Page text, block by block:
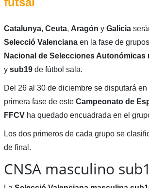
Catalunya, Ceuta, Aragón y Galicia
Selecció Valenciana en la fase de
Nacional de Selecciones Autonómicas
y sub19de fútbol sala.
Del 26 al 30 de diciembre se disputará en
primera fase de esteCampeonato de
FFCVha quedado encuadrada en el
Los dos primeros de cada grupo se
de final.
CNSA masculino